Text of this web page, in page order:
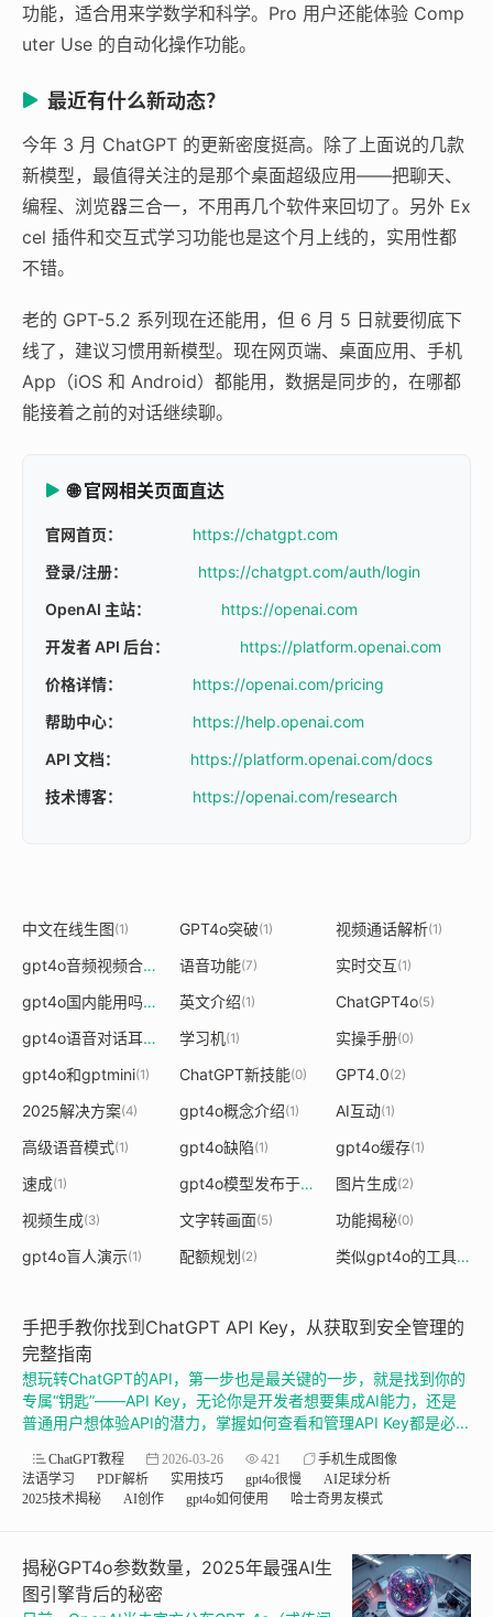
功能，适合用来学数学和科学。Pro 用户还能体验 Comp
uter Use 的自动化操作功能。
最近有什么新动态？
今年 3 月 ChatGPT 的更新密度挺高。除了上面说的几款
新模型，最值得关注的是那个桌面超级应用——把聊天、
编程、浏览器三合一，不用再几个软件来回切了。另外 Ex
cel 插件和交互式学习功能也是这个月上线的，实用性都
不错。
老的 GPT-5.2 系列现在还能用，但 6 月 5 日就要彻底下
线了，建议习惯用新模型。现在网页端、桌面应用、手机
App（iOS 和 Android）都能用，数据是同步的，在哪都
能接着之前的对话继续聊。
🌐 官网相关页面直达
官网首页：
https://chatgpt.com
登录/注册：
https://chatgpt.com/auth/login
OpenAI 主站：
https://openai.com
开发者 API 后台：
https://platform.openai.com
价格详情：
https://openai.com/pricing
帮助中心：
https://help.openai.com
API 文档：
https://platform.openai.com/docs
技术博客：
https://openai.com/research
中文在线生图(1) GPT4o突破(1) 视频通话解析(1)
gpt4o音频视频合成 语音功能(7) 实时交互(1)
gpt4o国内能用吗
(1) 英文介绍(1) ChatGPT4o(5)
gpt4o语音对话耳机没有了 (1)
学习机(1) 实操手册(0)
gpt4o和gptmini(1) ChatGPT新技能(0) GPT4.0(2)
2025解决方案(4) gpt4o概念介绍(1) AI互动(1)
高级语音模式(1) gpt4o缺陷(1) gpt4o缓存(1)
速成(1) gpt4o模型发布于什么时候 (1)
图片生成(2)
视频生成(3) 文字转画面(5) 功能揭秘(0)
gpt4o盲人演示(1) 配额规划(2) 类似gpt4o的工具
(1)
手把手教你找到ChatGPT API Key，从获取到安全管理的
完整指南
想玩转ChatGPT的API，第一步也是最关键的一步，就是找到你的
专属“钥匙”——API Key，无论你是开发者想要集成AI能力，还是
普通用户想体验API的潜力，掌握如何查看和管理API Key都是必...
ChatGPT教程 2026-03-26 421
手机生成图像
法语学习
PDF解析 实用技巧 gpt4o很慢
AI足球分析
2025技术揭秘
AI创作 gpt4o如何使用 哈士奇男友模式
揭秘GPT4o参数数量，2025年最强AI生
图引擎背后的秘密